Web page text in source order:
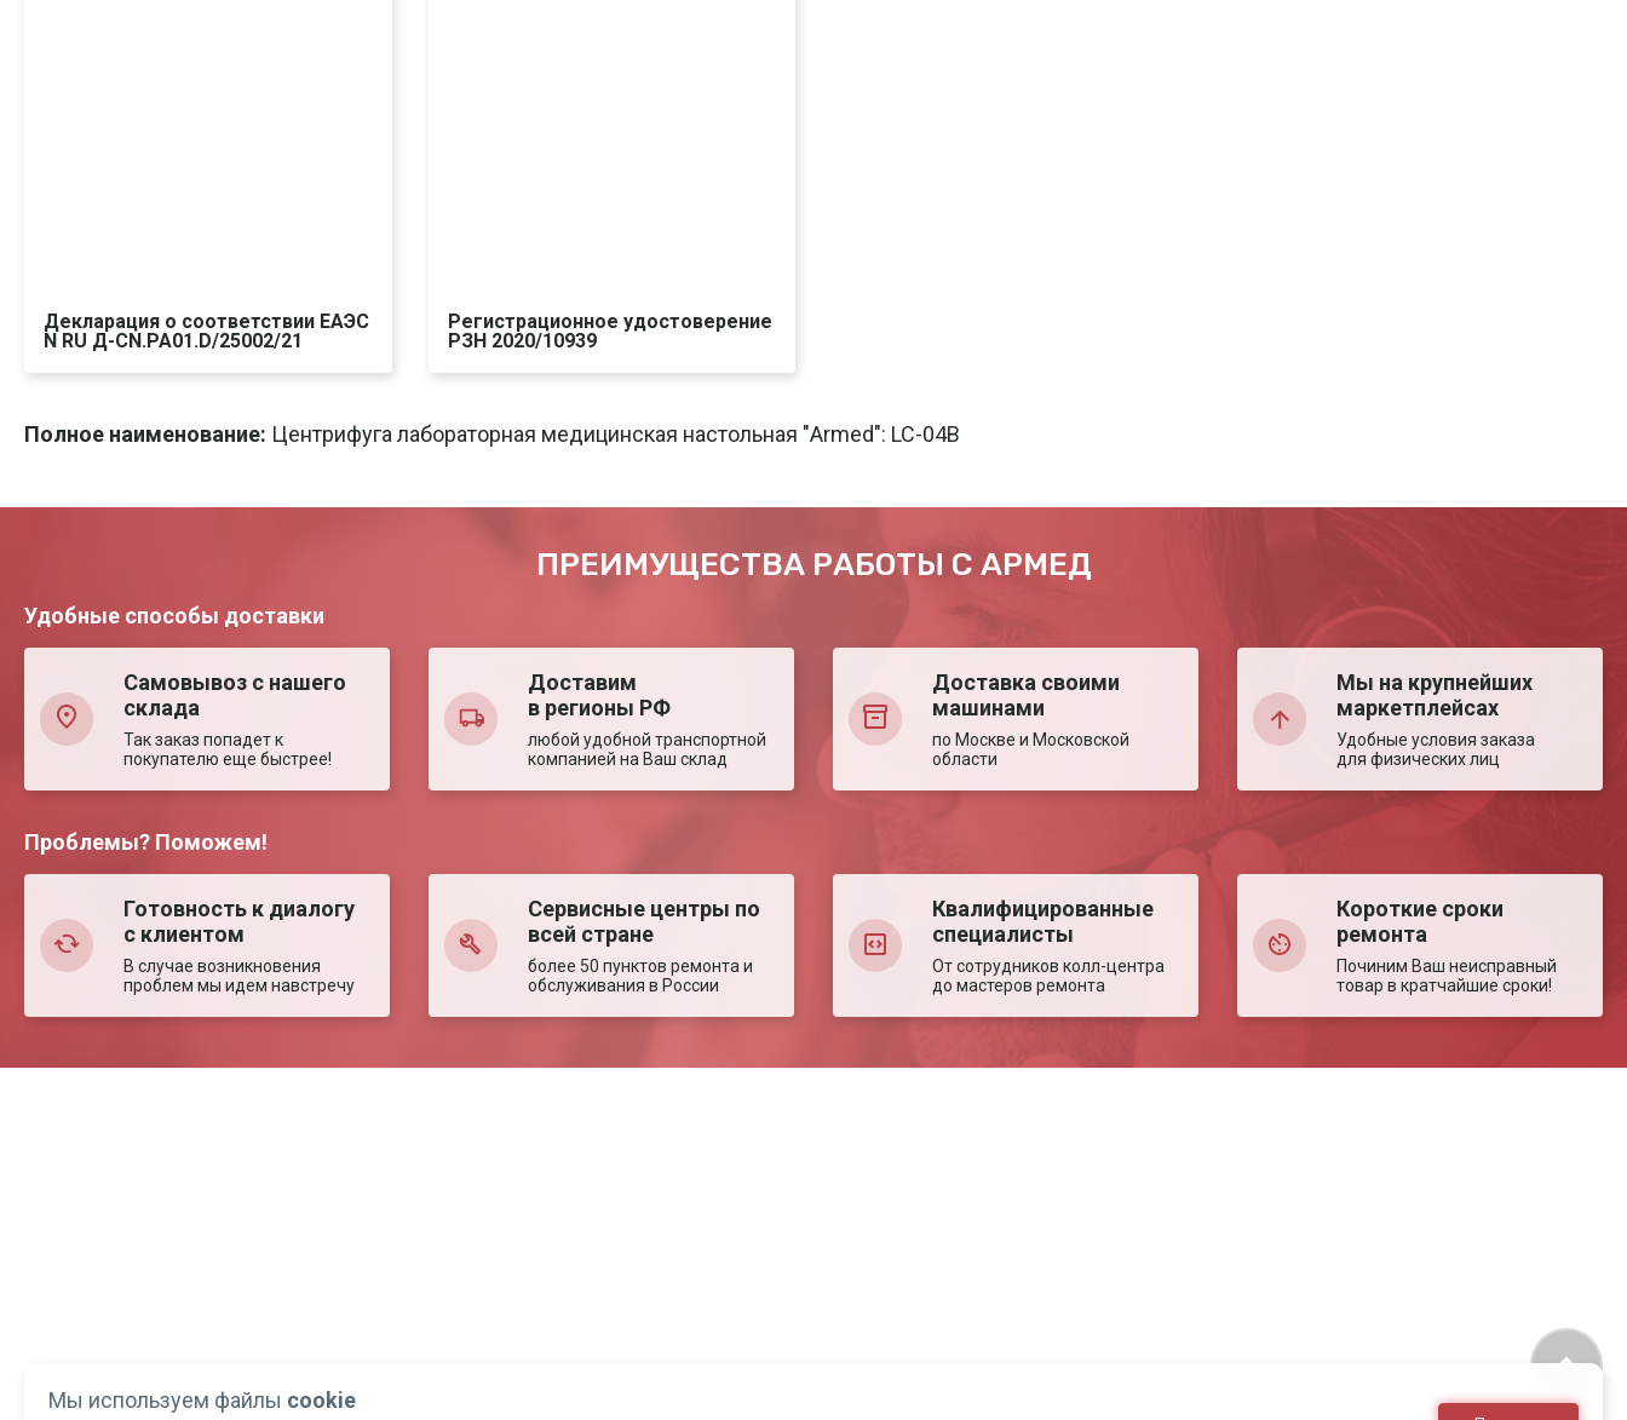
Декларация о соответствии ЕАЭС
N RU Д-CN.PA01.D/25002/21
Регистрационное удостоверение
РЗН 2020/10939
Полное наименование: Центрифуга лабораторная медицинская настольная "Armed": LC-04В
ПРЕИМУЩЕСТВА РАБОТЫ С АРМЕД
Удобные способы доставки
Самовывоз с нашего
склада
Так заказ попадет к
покупателю еще быстрее!
Доставим
в регионы РФ
любой удобной транспортной
компанией на Ваш склад
Доставка своими
машинами
по Москве и Московской
области
Мы на крупнейших
маркетплейсах
Удобные условия заказа
для физических лиц
Проблемы? Поможем!
Готовность к диалогу
с клиентом
В случае возникновения
проблем мы идем навстречу
Сервисные центры по
всей стране
более 50 пунктов ремонта и
обслуживания в России
Квалифицированные
специалисты
От сотрудников колл-центра
до мастеров ремонта
Короткие сроки
ремонта
Починим Ваш неисправный
товар в кратчайшие сроки!
Мы используем файлы cookie